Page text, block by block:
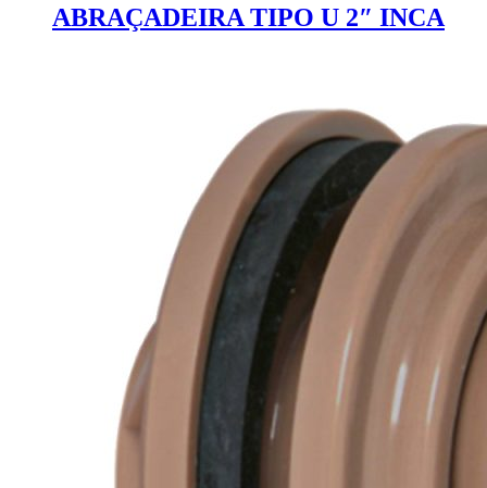
ABRAÇADEIRA TIPO U 2″ INCA